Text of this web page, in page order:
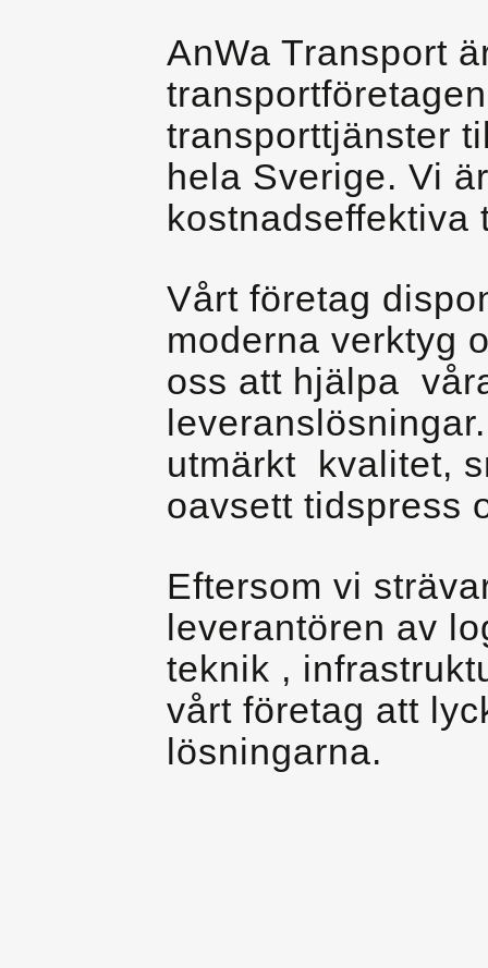
AnWa Transport
transporttjänster
hela Sverige. Vi
kostnadseffektiva
Vårt företag
moderna verktyg
oss att hjälpa
utmärkt kvalitet,
oavsett tidspress
Eftersom vi
leverantören av
teknik ,
vårt företag att
lösningarna.